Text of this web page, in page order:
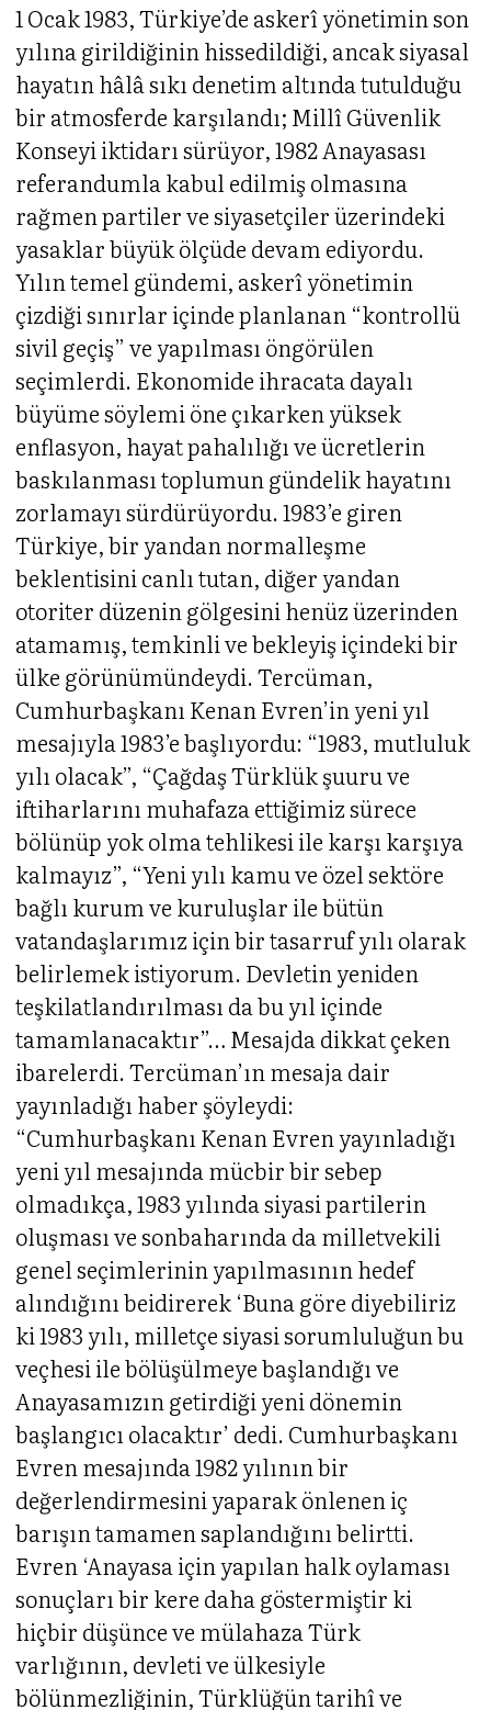
1 Ocak 1983, Türkiye’de askerî yönetimin son
yılına girildiğinin hissedildiği, ancak siyasal
hayatın hâlâ sıkı denetim altında tutulduğu
bir atmosferde karşılandı; Millî Güvenlik
Konseyi iktidarı sürüyor, 1982 Anayasası
referandumla kabul edilmiş olmasına
rağmen partiler ve siyasetçiler üzerindeki
yasaklar büyük ölçüde devam ediyordu.
Yılın temel gündemi, askerî yönetimin
çizdiği sınırlar içinde planlanan “kontrollü
sivil geçiş” ve yapılması öngörülen
seçimlerdi. Ekonomide ihracata dayalı
büyüme söylemi öne çıkarken yüksek
enflasyon, hayat pahalılığı ve ücretlerin
baskılanması toplumun gündelik hayatını
zorlamayı sürdürüyordu. 1983’e giren
Türkiye, bir yandan normalleşme
beklentisini canlı tutan, diğer yandan
otoriter düzenin gölgesini henüz üzerinden
atamamış, temkinli ve bekleyiş içindeki bir
ülke görünümündeydi. Tercüman,
Cumhurbaşkanı Kenan Evren’in yeni yıl
mesajıyla 1983’e başlıyordu: “1983, mutluluk
yılı olacak”, “Çağdaş Türklük şuuru ve
iftiharlarını muhafaza ettiğimiz sürece
bölünüp yok olma tehlikesi ile karşı karşıya
kalmayız”, “Yeni yılı kamu ve özel sektöre
bağlı kurum ve kuruluşlar ile bütün
vatandaşlarımız için bir tasarruf yılı olarak
belirlemek istiyorum. Devletin yeniden
teşkilatlandırılması da bu yıl içinde
tamamlanacaktır”… Mesajda dikkat çeken
ibarelerdi. Tercüman’ın mesaja dair
yayınladığı haber şöyleydi:
“Cumhurbaşkanı Kenan Evren yayınladığı
yeni yıl mesajında mücbir bir sebep
olmadıkça, 1983 yılında siyasi partilerin
oluşması ve sonbaharında da milletvekili
genel seçimlerinin yapılmasının hedef
alındığını beidirerek ‘Buna göre diyebiliriz
ki 1983 yılı, milletçe siyasi sorumluluğun bu
veçhesi ile bölüşülmeye başlandığı ve
Anayasamızın getirdiği yeni dönemin
başlangıcı olacaktır’ dedi. Cumhurbaşkanı
Evren mesajında 1982 yılının bir
değerlendirmesini yaparak önlenen iç
barışın tamamen saplandığını belirtti.
Evren ‘Anayasa için yapılan halk oylaması
sonuçları bir kere daha göstermiştir ki
hiçbir düşünce ve mülahaza Türk
varlığının, devleti ve ülkesiyle
bölünmezliğinin, Türklüğün tarihî ve